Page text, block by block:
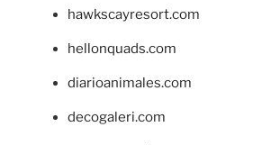
hawkscayresort.com
hellonquads.com
diarioanimales.com
decogaleri.com